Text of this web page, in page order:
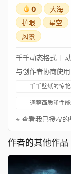
0
大海
护眼
星空
风景
千千动态格式
与创作者协商使用
千千壁纸的惊
调整画质和性能
作者的其他作品